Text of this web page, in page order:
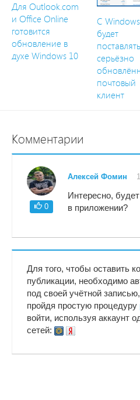
Для Outlook.com
и Office Online
готовится
обновление в
духе Windows 10
С
будет
серьёзно
почтовый
клиент
Комментарии
0
Алексей Фомин
Интересно,
в приложении?
Для того, чтобы оставить
публикации, необходимо
под своей учётной
пройдя простую процедуру
войти, используя аккаунт
сетей: